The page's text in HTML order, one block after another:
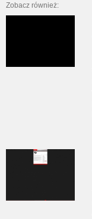
Zobacz również: